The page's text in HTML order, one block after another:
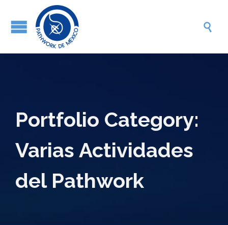

Portfolio Category:
Varias Actividades
del Pathwork